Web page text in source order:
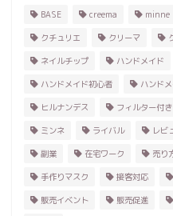
BASE creema minne
クチュリエ クリーマ
ネイルチップ ハンドメイド
ハンドメイド初心者 ハンド
ヒルナンデス フィルター付
ミンネ ライバル レビ
副業 在宅ワーク 売り
手作りマスク 接客対応
販売イベント 販売促進